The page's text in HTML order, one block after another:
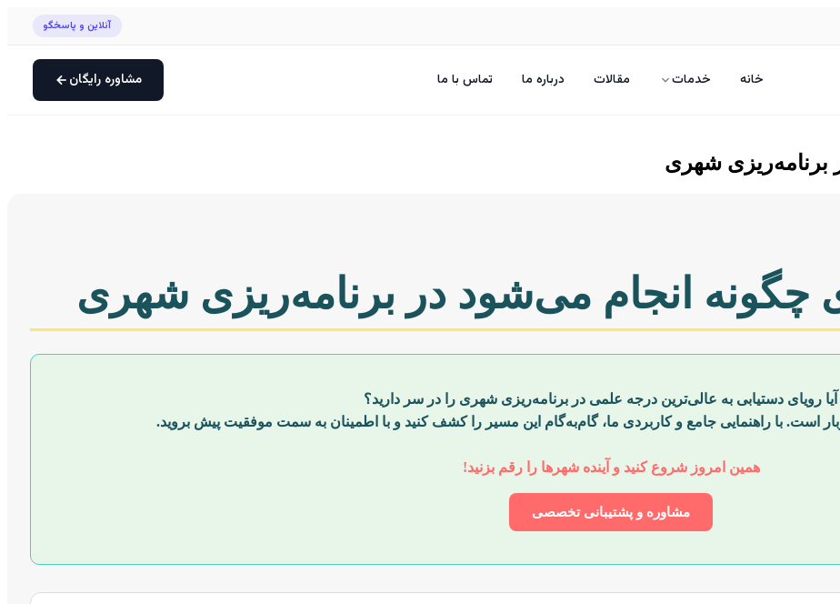
آنلاین و پاسخگو
خانه خدمات مقالات درباره ما تماس با ما مشاوره رایگان
برنامه‌ریزی شهری
چگونه انجام می‌شود در برنامه‌ریزی شهری
رویای دستیابی به عالی‌ترین درجه علمی در برنامه‌ریزی شهری را در سر دارید؟
است. با راهنمایی جامع و کاربردی ما، گام‌به‌گام این مسیر را کشف کنید و با اطمینان به سمت موفقیت پیش بروید.
همین امروز شروع کنید و آینده شهرها را رقم بزنید!
مشاوره و پشتیبانی تخصصی